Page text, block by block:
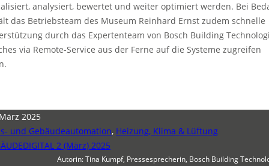
analysiert, bewertet und weiter optimiert werden. Bei
das Betriebsteam des Museum Reinhard Ernst zudem schnelle
durch das Expertenteam von Bosch Building
via Remote-Service aus der Ferne auf die Systeme zugreifen
2025
und Gebäudeautomation, Heizung, Klima & Lüftung
2 (März) 2025
Autorin: Tina Kumpf, Pressesprecherin, Bosch Building